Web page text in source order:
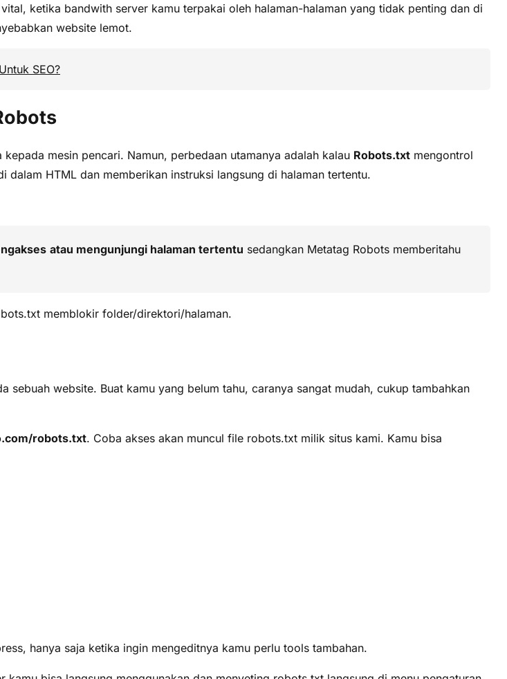
ketika bandwith server kamu terpakai oleh halaman-halaman yang tidak penting dan di
website lemot.
SEO?
mesin pencari. Namun, perbedaan utamanya adalah kalau Robots.txt mengontrol
dalam HTML dan memberikan instruksi langsung di halaman tertentu.
atau mengunjungi halaman tertentu sedangkan Metatag Robots memberitahu
memblokir folder/direktori/halaman.
website. Buat kamu yang belum tahu, caranya sangat mudah, cukup tambahkan
robots.txt. Coba akses akan muncul file robots.txt milik situs kami. Kamu bisa
hanya saja ketika ingin mengeditnya kamu perlu tools tambahan.